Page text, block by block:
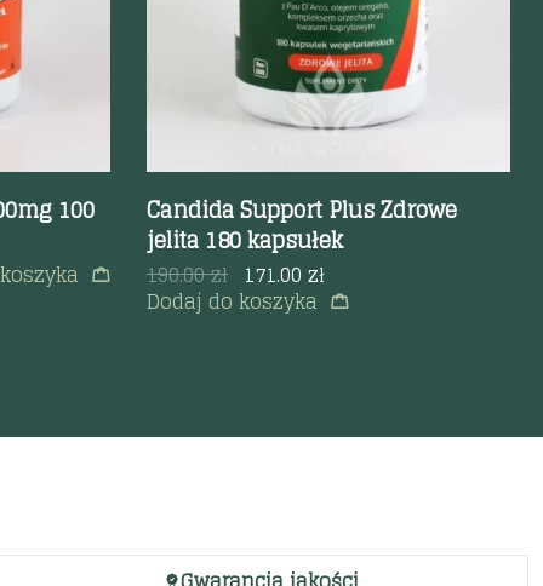
100 Candida Support Plus Zdrowe
jelita 180 kapsułek
190.00zł 171.00 zł
Dodaj do koszyka